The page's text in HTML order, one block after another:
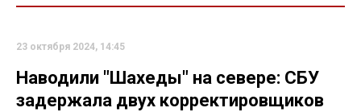
23 октября 2024, 14:45
Наводили "Шахеды" на севере: СБУ
задержала двух корректировщиков